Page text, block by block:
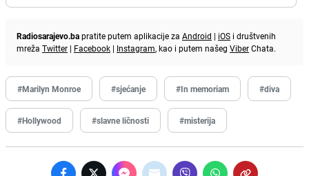
Radiosarajevo.bapratite putem aplikacije za Android | iOS i društvenih
mreža Twitter | Facebook | Instagram, kao i putem našeg ViberChata.
#Marilyn Monroe #sjećanje #In memoriam #diva
#Hollywood #slavne ličnosti #misterija